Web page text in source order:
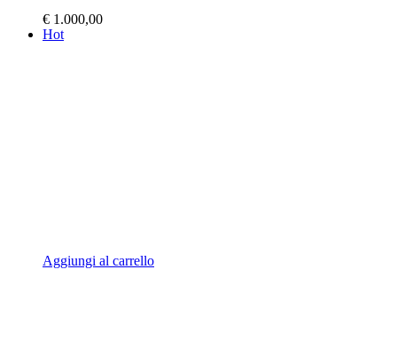
€ 1.000,00
Hot
Aggiungi al carrello